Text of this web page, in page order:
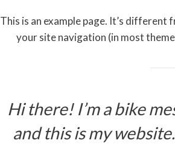
This is an example page. It’s different
your site navigation (in most
Hi there! I’m a bike
and this is my